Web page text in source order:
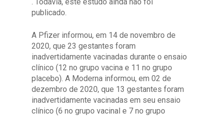
. Todavia, este estudo ainda não foi
publicado.
A Pfizer informou, em 14 de novembro de
2020, que 23 gestantes foram
inadvertidamente vacinadas durante o ensaio
clínico (12 no grupo vacina e 11 no grupo
placebo). A Moderna informou, em 02 de
dezembro de 2020, que 13 gestantes foram
inadvertidamente vacinadas em seu ensaio
clínico (6 no grupo vacinal e 7 no grupo